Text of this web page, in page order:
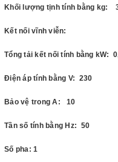
Khối lượng tịnh tính bằng kg:
Kết nối vĩnh viễn:
Tổng tải kết nối tính bằng kW:
Điện áp tính bằng V: 230
Bảo vệ trong A: 10
Tần số tính bằng Hz: 50
Số pha: 1